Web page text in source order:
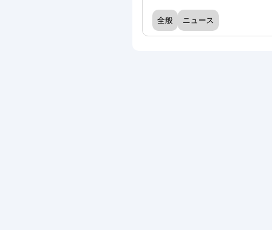
全般 ニュース